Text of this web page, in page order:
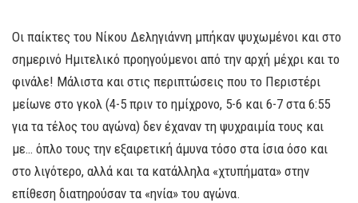
Οι παίκτες του Νίκου Δεληγιάννη μπήκαν ψυχωμένοι και στο
σημερινό Ημιτελικό προηγούμενοι από την αρχή μέχρι και το
φινάλε! Μάλιστα και στις περιπτώσεις που το Περιστέρι
μείωνε στο γκολ (4-5 πριν το ημίχρονο, 5-6 και 6-7 στα 6:55
για τα τέλος του αγώνα) δεν έχαναν τη ψυχραιμία τους και
με… όπλο τους την εξαιρετική άμυνα τόσο στα ίσια όσο και
στο λιγότερο, αλλά και τα κατάλληλα «χτυπήματα» στην
επίθεση διατηρούσαν τα «ηνία» του αγώνα.